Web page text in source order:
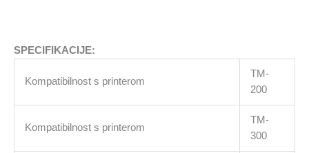
SPECIFIKACIJE:
Kompatibilnost s printerom
TM-
200
Kompatibilnost s printerom
TM-
300